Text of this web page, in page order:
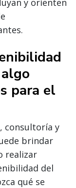
para el
consultoría y
brindar
realizar
del
qué se